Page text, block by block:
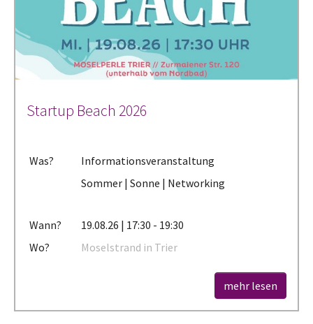
Startup Beach 2026
Was?
Informationsveranstaltung
Sommer | Sonne | Networking
Wann?
19.08.26 | 17:30 - 19:30
Wo?
Moselstrand in Trier
mehr lesen